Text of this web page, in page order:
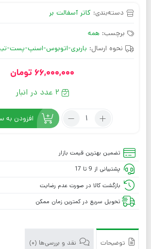
دسته‌بندی: کاتر آسفالت بر
برچسب: همه
نحوه ارسال: باربری-اتوبوس-اسنپ-پست-
66,000,000 تومان
2 عدد در انبار
افزودن به
تضمین بهترین قیمت بازار
پشتیبانی از 9 تا 17
بازگشت کالا در صورت عدم رضایت
تحویل سریع در کمترین زمان ممکن
توضیحات نقد و بررسی‌ها (0)